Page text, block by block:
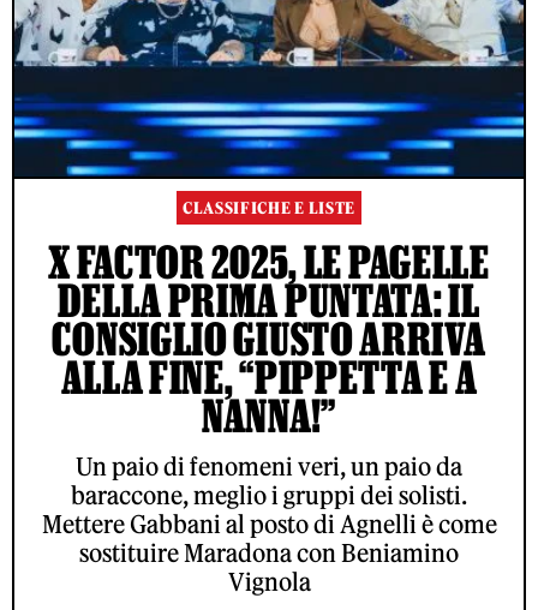
CLASSIFICHE E LISTE
X FACTOR 2025, LE PAGELLE
DELLA PRIMA PUNTATA: IL
CONSIGLIO GIUSTO ARRIVA
ALLA FINE, “PIPPETTA E A
NANNA!”
Un paio di fenomeni veri, un paio da
baraccone, meglio i gruppi dei solisti.
Mettere Gabbani al posto di Agnelli è come
sostituire Maradona con Beniamino
Vignola